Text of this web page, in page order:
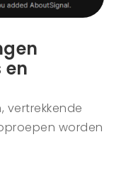
vertrekkende
worden